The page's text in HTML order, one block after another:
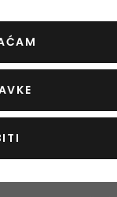
Polyglyceryl-10
Parfum/
Hibiscus
Acid, T-butyl
Red 4, Pectin,
Ci 17200/